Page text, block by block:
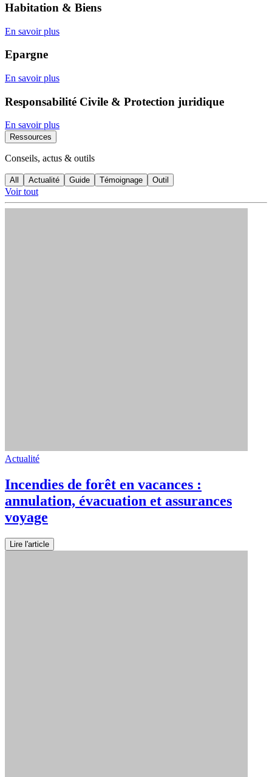
Habitation & Biens
En savoir plus
Epargne
En savoir plus
Responsabilité Civile & Protection juridique
En savoir plus
Ressources
Conseils, actus & outils
All Actualité Guide Témoignage Outil
Voir tout
Actualité
Incendies de forêt en vacances :
annulation, évacuation et assurances
voyage
Lire l'article